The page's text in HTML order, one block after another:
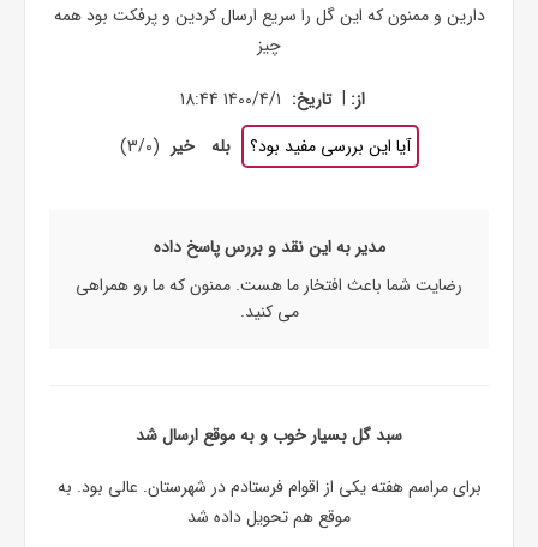
دارین و ممنون که این گل را سریع ارسال کردین و پرفکت بود همه
چیز
از: | تاریخ: 1400/4/1 18:44
آیا این بررسی مفید بود؟
بله خیر (
3/0
)
مدیر به این نقد و بررس پاسخ داده
رضایت شما باعث افتخار ما هست. ممنون که ما رو همراهی
می کنید.
سبد گل بسیار خوب و به موقع ارسال شد
برای مراسم هفته یکی از اقوام فرستادم در شهرستان. عالی بود. به
موقع هم تحویل داده شد